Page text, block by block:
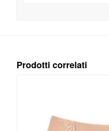
Prodotti correlati